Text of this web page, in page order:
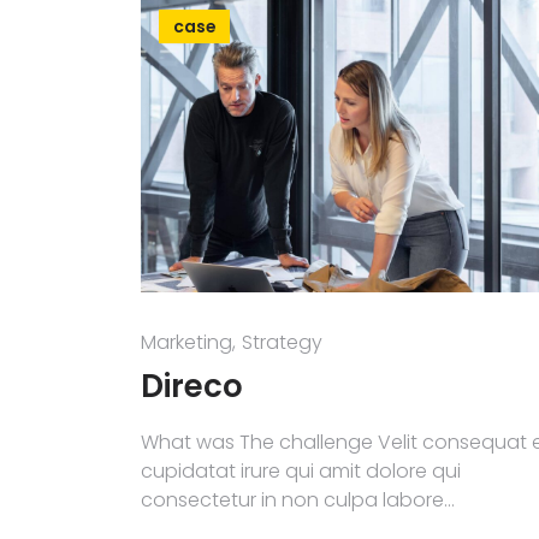
case
Marketing Strategy
Direco
What was The challenge Velit consequat
cupidatat irure qui amit dolore qui
consectetur in non culpa labore…